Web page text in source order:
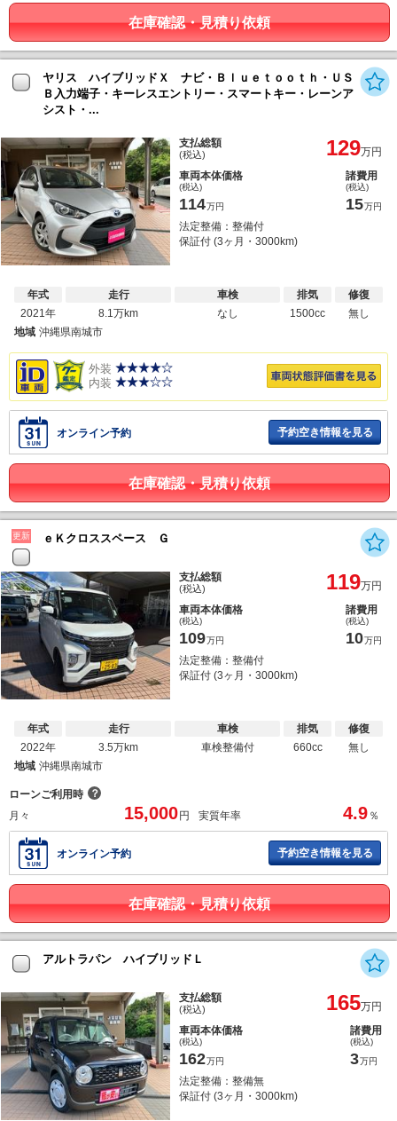
在庫確認・見積り依頼
ヤリス ハイブリッドＸ ナビ・Ｂｌｕｅｔｏｏｔｈ・ＵＳ
Ｂ入力端子・キーレスエントリー・スマートキー・レーンア
シスト・...
支払総額
(税込) 129万円
車両本体価格
(税込)
114万円
諸費用
(税込)
15万円
法定整備：整備付
保証付 (3ヶ月・3000km)
年式
2021年
走行
8.1万km
車検
なし
排気
1500cc
修復
無し
地域 沖縄県南城市
外装
内装
オンライン予約 予約空き情報を見る
在庫確認・見積り依頼
更新 ｅＫクロススペース Ｇ
支払総額
(税込) 119万円
車両本体価格
(税込)
109万円
諸費用
(税込)
10万円
法定整備：整備付
保証付 (3ヶ月・3000km)
年式
2022年
走行
3.5万km
車検
車検整備付
排気
660cc
修復
無し
地域 沖縄県南城市
ローンご利用時 ？
月々
15,000 円 実質年率 4.9 ％
オンライン予約 予約空き情報を見る
在庫確認・見積り依頼
アルトラパン ハイブリッドＬ
支払総額
(税込) 165万円
車両本体価格
(税込)
162万円
諸費用
(税込)
3万円
法定整備：整備無
保証付 (3ヶ月・3000km)